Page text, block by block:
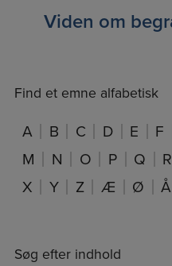
Viden om
Find et emne alfabetisk
A B C D E F
M
N O P Q R
X
Y Z Æ Ø Å
Søg efter indhold